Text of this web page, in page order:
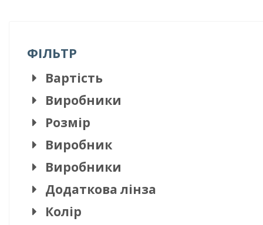
ФІЛЬТР
Вартість
Виробники
Розмір
Виробник
Виробники
Додаткова лінза
Колір